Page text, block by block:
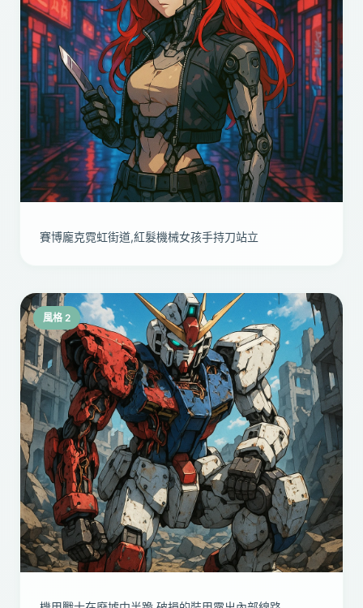
賽博龐克霓虹街道,紅髮機械女孩手持刀站立
風格 2